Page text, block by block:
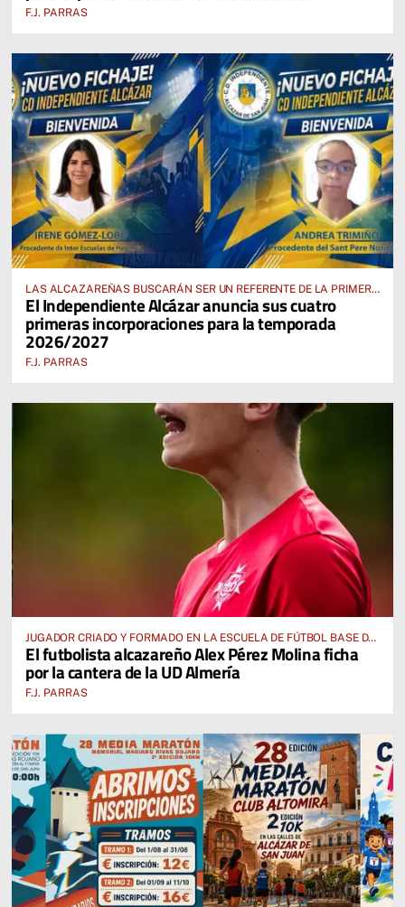
F.J. PARRAS
LAS ALCAZAREÑAS BUSCARÁN SER UN REFERENTE DE LA PRIMERA
AUTONÓMICA PREFERENTE FEMENINA
El Independiente Alcázar anuncia sus cuatro
primeras incorporaciones para la temporada
2026/2027
F.J. PARRAS
JUGADOR CRIADO Y FORMADO EN LA ESCUELA DE FÚTBOL BASE DE
ALCÁZAR DE SAN JUAN
El futbolista alcazareño Alex Pérez Molina ficha
por la cantera de la UD Almería
F.J. PARRAS